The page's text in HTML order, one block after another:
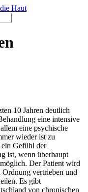
10 Jahren deutlich
eine intensive
eine psychische
wieder ist zu
ein Gefühl der
ist, wenn überhaupt
Der Patient wird
vertrieben und
Es gibt
von chronischen